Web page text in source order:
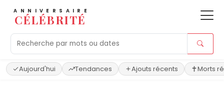
ANNIVERSAIRE
CÉLÉBRITÉ
Aujourd'hui Tendances Ajouts récents Morts